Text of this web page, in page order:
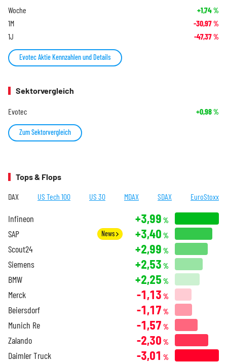
Woche +1,74%
1M -30,97%
1J -47,37%
Evotec Aktie Kennzahlen und Details
Sektorvergleich
Evotec +0,98%
Zum Sektorvergleich
Tops & Flops
DAX US Tech 100 US 30 MDAX SDAX EuroStoxx
Infineon +3,99 %
SAP News +3,40 %
Scout24 +2,99 %
Siemens +2,53 %
BMW +2,25 %
Merck -1,13 %
Beiersdorf -1,17 %
Munich Re -1,57 %
Zalando -2,30 %
Daimler Truck -3,01 %